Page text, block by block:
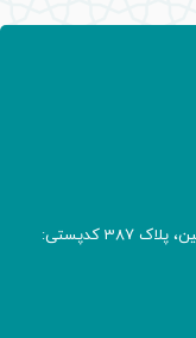
آدرس: پسـتی تهران، خیابان طالقانی، میدان فلسطین، پلاک 387 کدپستی: